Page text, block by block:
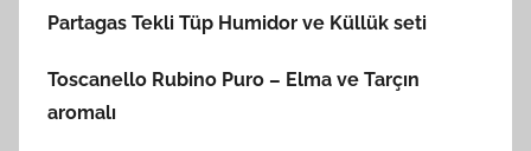
Partagas Tekli Tüp Humidor ve Küllük seti
Toscanello Rubino Puro – Elma ve Tarçın
aromalı